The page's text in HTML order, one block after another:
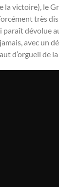
la victoire), le
très
dévolue
avec un
d’orgueil de